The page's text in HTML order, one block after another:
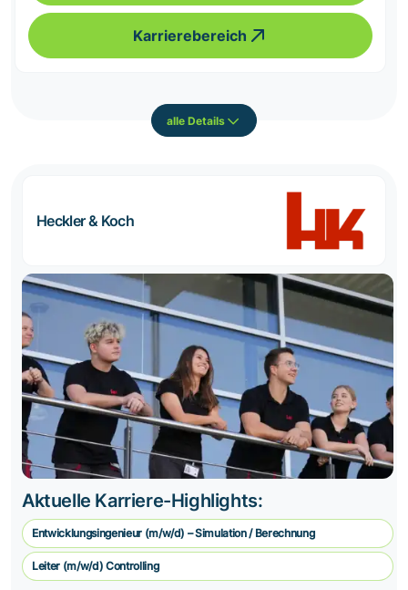
Karrierebereich
alle Details
Heckler & Koch
Aktuelle Karriere-Highlights:
Entwicklungsingenieur (m/w/d) – Simulation / Berechnung
Leiter (m/w/d) Controlling